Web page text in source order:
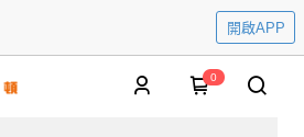
開啟APP
0